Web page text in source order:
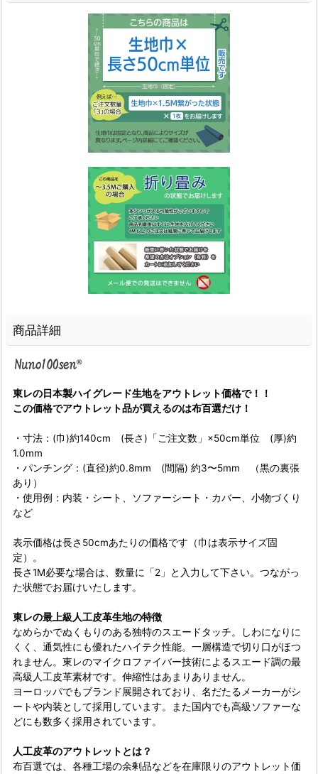
商品詳細
東レの日本製ハイグレード生地をアウトレット価格で！！
この価格でアウトレット品が買えるのは布百選だけ！
・寸法：(巾)約140cm (長さ)「ご注文数」×50cm単位 (厚)約
1.0mm
・パンチング：(直径)約0.8mm (間隔) 約3〜5mm （黒の裏張
あり）
・使用例：内装・シート、ソファーシート・カバー、小物づくり
など
表示価格は長さ50cmあたりの価格です（巾は表示サイズ固
定）。
長さ1M必要な場合は、数量に「2」と入力して下さい。つながっ
た状態でお届けいたします。
東レの最上級人工皮革生地の特徴
なめらかでぬくもりのある独特のスエードタッチ。しわになりに
くく、通気性にも優れたハイテク性能。一層構造で切り口がほつ
れません。東レのマイクロファイバー技術によるスエード調の最
高級人工皮革素材です。伸縮性はあまりありません。
ヨーロッパでもブランド展開されており、名だたるメーカーがシ
ートや内装として採用しています。また国内でも高級ソファーな
どにも数多く採用されています。
人工皮革のアウトレットとは？
布百選では、各種工場の余剰品などを在庫限りのアウトレット価